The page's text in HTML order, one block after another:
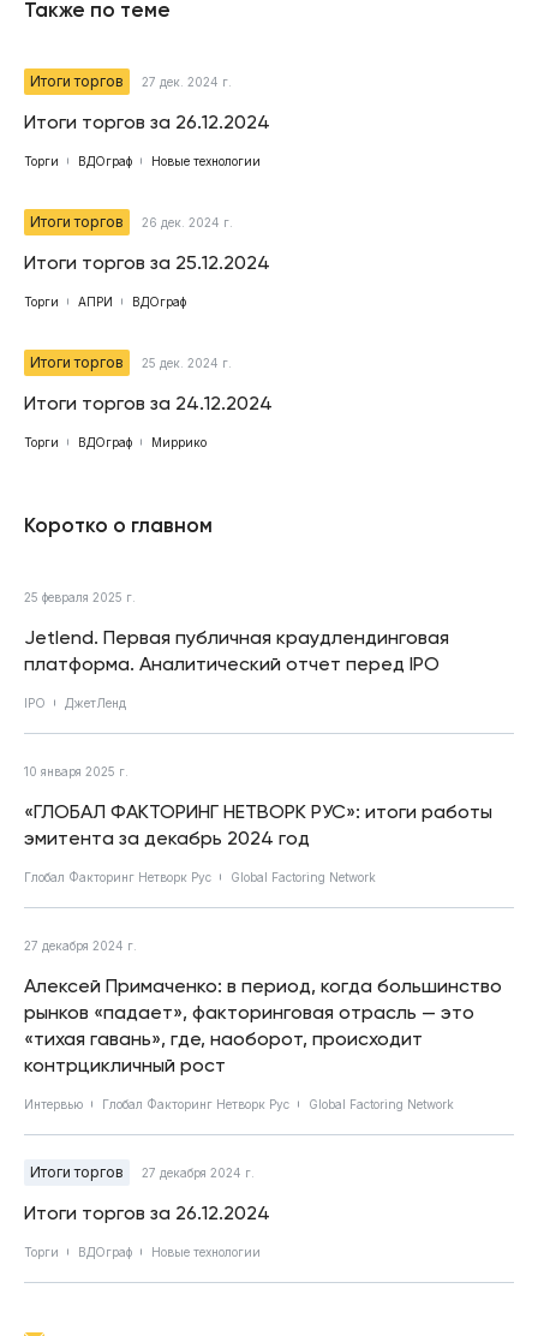
Также по теме
Итоги торгов 27 дек. 2024 г.
Итоги торгов за 26.12.2024
Торги ВДОграф Новые технологии
Итоги торгов 26 дек. 2024 г.
Итоги торгов за 25.12.2024
Торги АПРИ ВДОграф
Итоги торгов 25 дек. 2024 г.
Итоги торгов за 24.12.2024
Торги ВДОграф Миррико
Коротко о главном
25 февраля 2025 г.
Jetlend. Первая публичная краудлендинговая
платформа. Аналитический отчет перед IPO
IPO ДжетЛенд
10 января 2025 г.
«ГЛОБАЛ ФАКТОРИНГ НЕТВОРК РУС»: итоги работы
эмитента за декабрь 2024 год
Глобал Факторинг Нетворк Рус Global Factoring Network
27 декабря 2024 г.
Алексей Примаченко: в период, когда большинство
рынков «падает», факторинговая отрасль — это
«тихая гавань», где, наоборот, происходит
контрцикличный рост
Интервью Глобал Факторинг Нетворк Рус Global Factoring Network
Итоги торгов 27 декабря 2024 г.
Итоги торгов за 26.12.2024
Торги ВДОграф Новые технологии